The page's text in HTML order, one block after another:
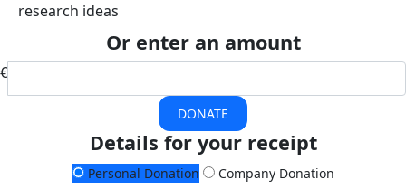
research ideas
Or enter an amount
€
DONATE
Details for your receipt
Personal Donation
Company Donation